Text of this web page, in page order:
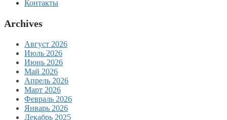
Контакты
Archives
Август 2026
Июль 2026
Июнь 2026
Май 2026
Апрель 2026
Март 2026
Февраль 2026
Январь 2026
Декабрь 2025